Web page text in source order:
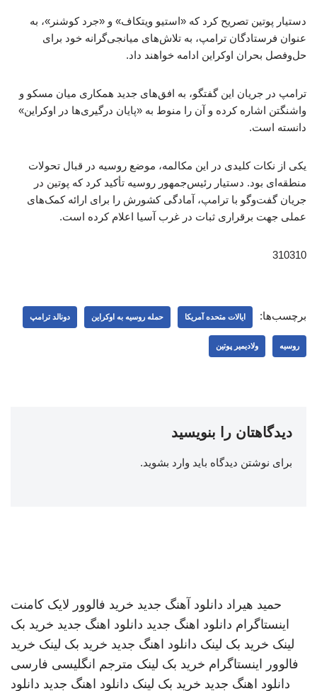
دستیار پوتین تصریح کرد که «استیو ویتکاف» و «جرد کوشنر»، به
عنوان فرستادگان ترامپ، به تلاش‌های میانجی‌گرانه خود برای
حل‌وفصل بحران اوکراین ادامه خواهند داد.
ترامپ در جریان این گفتگو، به افق‌های جدید همکاری میان مسکو و
واشنگتن اشاره کرده و آن را منوط به «پایان درگیری‌ها در اوکراین»
دانسته است.
یکی از نکات کلیدی در این مکالمه، موضع روسیه در قبال تحولات
منطقه‌ای بود. دستیار رئیس‌جمهور روسیه تأکید کرد که پوتین در
جریان گفت‌وگو با ترامپ، آمادگی کشورش را برای ارائه کمک‌های
عملی جهت برقراری ثبات در غرب آسیا اعلام کرده است.
310310
برچسب‌ها: ایالات متحده آمریکا حمله روسیه به اوکراین دونالد ترامپ
روسیه ولادیمیر پوتین
دیدگاهتان را بنویسید
برای نوشتن دیدگاه باید وارد بشوید.
حمید هیراد دانلود آهنگ جدید خرید فالوور لایک کامنت
اینستاگرام دانلود اهنگ جدید دانلود اهنگ جدید خرید بک
لینک خرید بک لینک دانلود اهنگ جدید خرید بک لینک خرید
فالوور اینستاگرام خرید بک لینک مترجم انگلیسی فارسی
دانلود اهنگ جدید خرید بک لینک دانلود اهنگ جدید دانلود